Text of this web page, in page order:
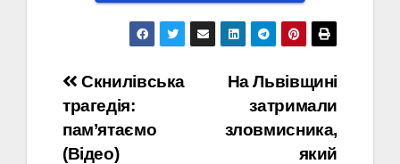
Навігація
записів
На Львівщині
затримали
зловмисника,
який
Скнилівська
трагедія:
пам’ятаємо
(Відео)